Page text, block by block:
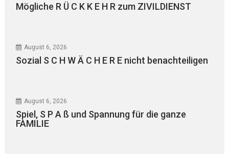
Mögliche R Ü C K K E H R zum ZIVILDIENST
August 6, 2026
Sozial S C H W Ä C H E R E nicht benachteiligen
August 6, 2026
Spiel, S P A ß und Spannung für die ganze
FAMILIE